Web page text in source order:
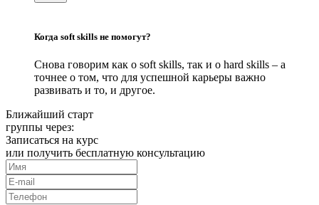
Когда soft skills не помогут?
Снова говорим как о soft skills, так и о hard skills – а
точнее о том, что для успешной карьеры важно
развивать и то, и другое.
Ближайший старт
группы через:
Записаться на курс
или получить бесплатную консультацию